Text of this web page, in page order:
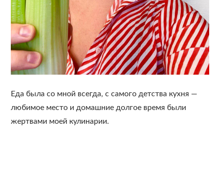
Еда была со мной всегда, с самого детства кухня —
любимое место и домашние долгое время были
жертвами моей кулинарии.